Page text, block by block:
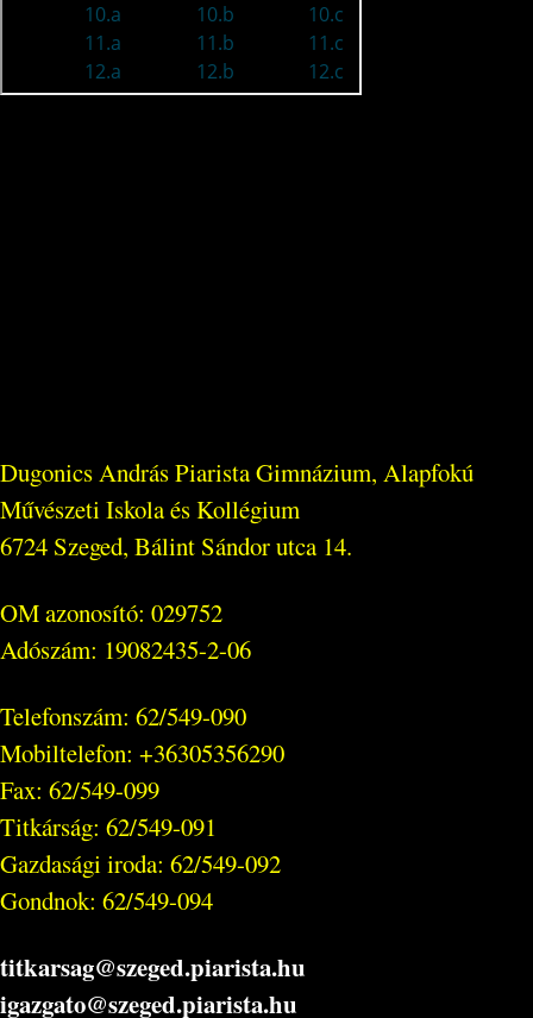
Dugonics András Piarista Gimnázium, Alapfokú
Művészeti Iskola és Kollégium
6724 Szeged, Bálint Sándor utca 14.
OM azonosító: 029752
Adószám: 19082435-2-06
Telefonszám: 62/549-090
Mobiltelefon: +36305356290
Fax: 62/549-099
Titkárság: 62/549-091
Gazdasági iroda: 62/549-092
Gondnok: 62/549-094
titkarsag@szeged.piarista.hu
igazgato@szeged.piarista.hu